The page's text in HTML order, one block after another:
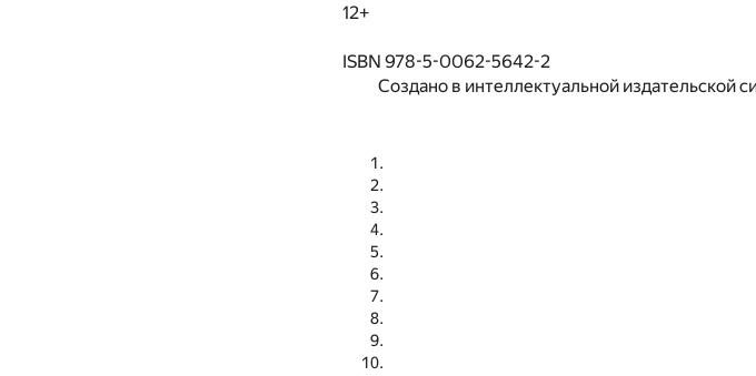
12+
ISBN 978-5-0062-5642-2
Создано в интеллектуальной издательской